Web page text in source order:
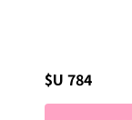
$U 784